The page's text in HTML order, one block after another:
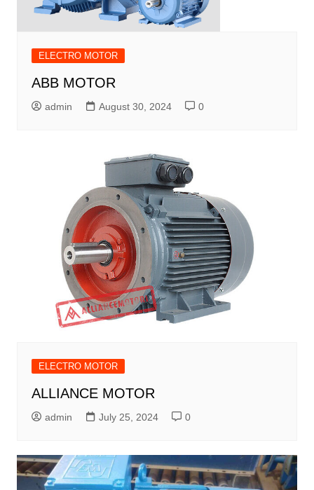
ELECTRO MOTOR
ABB MOTOR
admin August 30, 2024 0
ELECTRO MOTOR
ALLIANCE MOTOR
admin July 25, 2024 0